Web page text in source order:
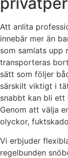
Att anlita
innebär mer än
som samlats upp
transporteras
sätt som följer
särskilt viktigt i
snabbt kan bli
Genom att välja
olyckor,
Vi erbjuder
regelbunden